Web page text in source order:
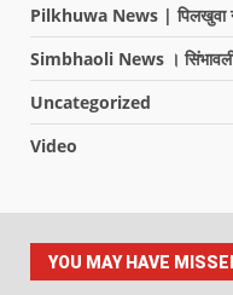
Pilkhuwa News | पिलखुवा
Simbhaoli News ।
Uncategorized
Video
YOU MAY HAVE